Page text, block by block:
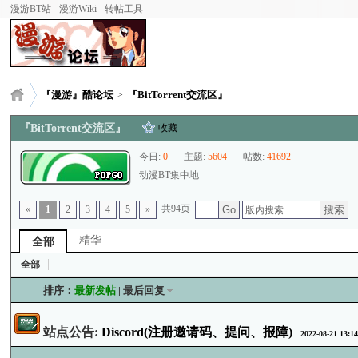
漫游BT站 漫游Wiki 转帖工具
『漫游』酷论坛 > 『BitTorrent交流区』
『BitTorrent交流区』 收藏
今日:0 主题:5604 帖数:41692
动漫BT集中地
« 1 2 3 4 5 » 共94页 Go 搜索
全部 精华
全部
排序：最新发帖|最后回复
站点公告:Discord(注册邀请码、提问、报障) 2022-08-21 13:14